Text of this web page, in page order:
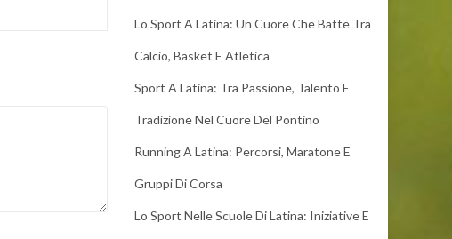
Lo Sport A Latina: Un Cuore Che Batte Tra
Calcio, Basket E Atletica
Sport A Latina: Tra Passione, Talento E
Tradizione Nel Cuore Del Pontino
Running A Latina: Percorsi, Maratone E
Gruppi Di Corsa
Lo Sport Nelle Scuole Di Latina: Iniziative E